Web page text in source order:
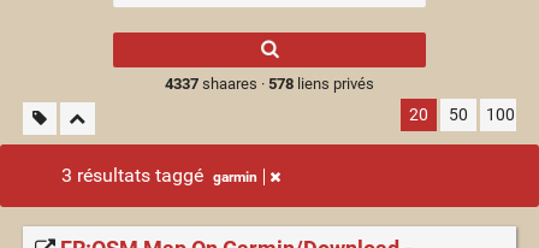
results.
4337shaares · 578liens privés
20 50 100
3 résultats taggé garmin